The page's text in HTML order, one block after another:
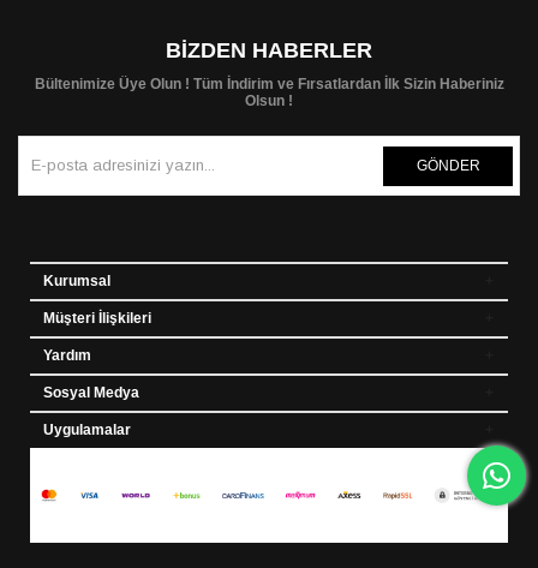
BIZDEN HABERLER
Bültenimize Üye Olun ! Tüm İndirim ve Fırsatlardan İlk Sizin Haberiniz
Olsun !
GÖNDER
Kurumsal
Müşteri İlişkileri
Yardım
Sosyal Medya
Uygulamalar